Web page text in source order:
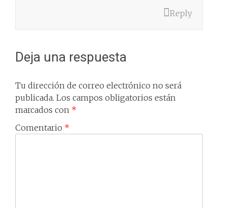
Reply
Deja una respuesta
Tu dirección de correo electrónico no será
publicada. Los campos obligatorios están
marcados con *
Comentario *